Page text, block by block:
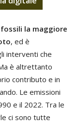
fossili la maggiore
, ed è
interventi che
è altrettanto
contributo e in
Le emissioni
e il 2022. Tra le
ci sono tutte